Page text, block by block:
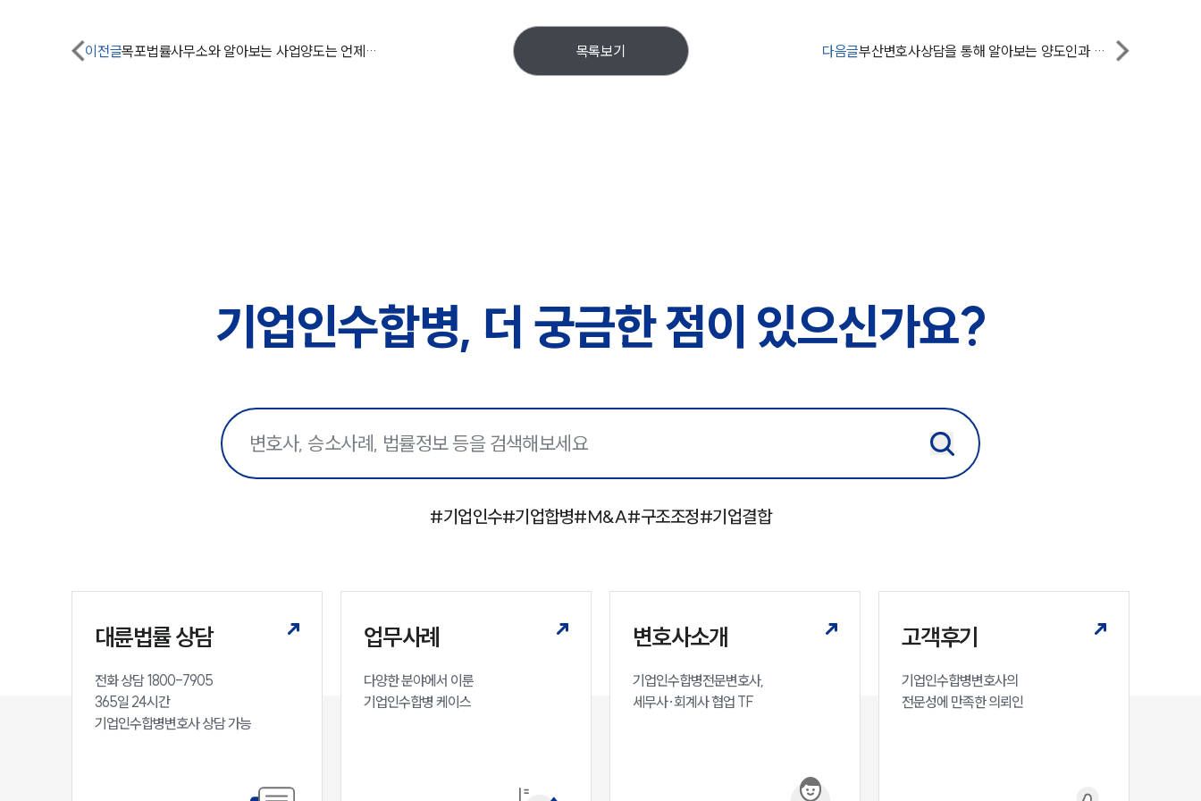
대륜의 강점
주요 업무사례
법률정보
법률지식인
고객후기
M&A센터 업무
전체
구성원 소개
이전글 목포법률사무소와 알아보는 사업양도는 언제 이루어져야 할까? 목록보기 다음글 부산변호사상담을 통해 알아보는 양도인과 양수인의 관점에서 본 영업양도의 장단점
기업인수합병, 더 궁금한 점이 있으신가요?
#기업인수#기업합병#M&A#구조조정#기업결합
대륜법률 상담
전화 상담 1800-7905
365일 24시간
기업인수합병변호사 상담 가능
업무사례
다양한 분야에서 이룬
기업인수합병 케이스
변호사소개
기업인수합병전문변호사,
세무사·회계사 협업 TF
고객후기
기업인수합병변호사의
전문성에 만족한 의뢰인